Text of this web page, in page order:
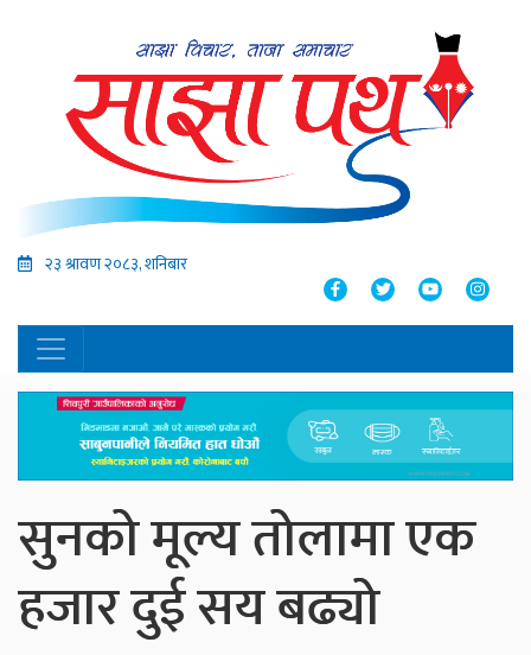
२३ श्रावण २०८३, शनिबार
सुनको मूल्य तोलामा एक
हजार दुई सय बढ्यो